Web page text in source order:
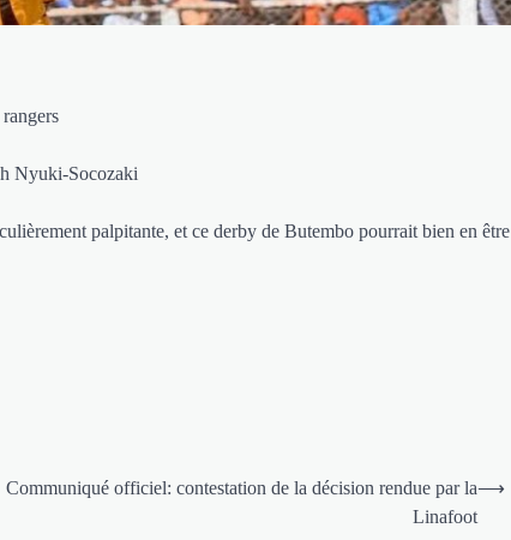
Nyuki-Socozaki
palpitante, et ce derby de Butembo pourrait bien en être
Communiqué officiel: contestation de la décision rendue par la
Linafoot
⟶